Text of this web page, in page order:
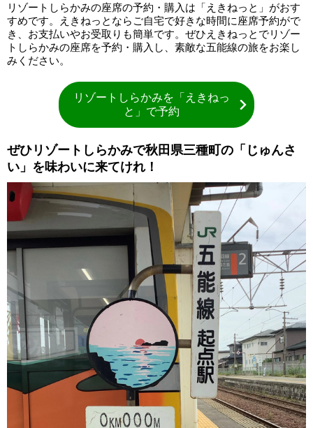
リゾートしらかみの座席の予約・購入は「えきねっと」がおす
すめです。えきねっとならご自宅で好きな時間に座席予約がで
き、お支払いやお受取りも簡単です。ぜひえきねっとでリゾー
トしらかみの座席を予約・購入し、素敵な五能線の旅をお楽し
みください。
リゾートしらかみを「えきねっ
と」で予約
ぜひリゾートしらかみで秋田県三種町の「じゅんさ
い」を味わいに来てけれ！